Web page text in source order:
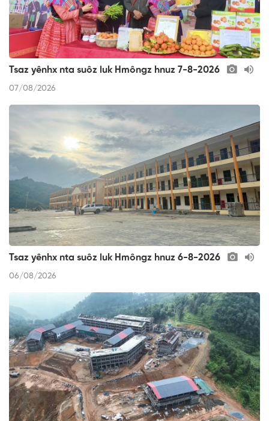
Tsaz yênhx nta suôz luk Hmôngz hnuz 7-8-2026
07/08/2026
Tsaz yênhx nta suôz luk Hmôngz hnuz 6-8-2026
06/08/2026